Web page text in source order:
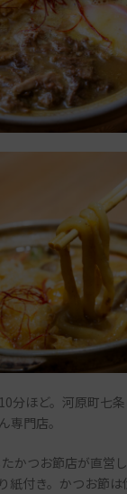
分ほど。河原町七
専門店。
かつお節店が直営
紙付き。かつお節